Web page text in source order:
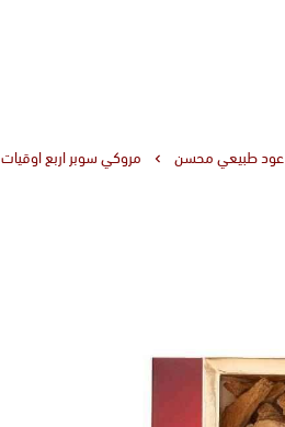
عود طبيعي محسن مروكي سوبر اربع اوقيات